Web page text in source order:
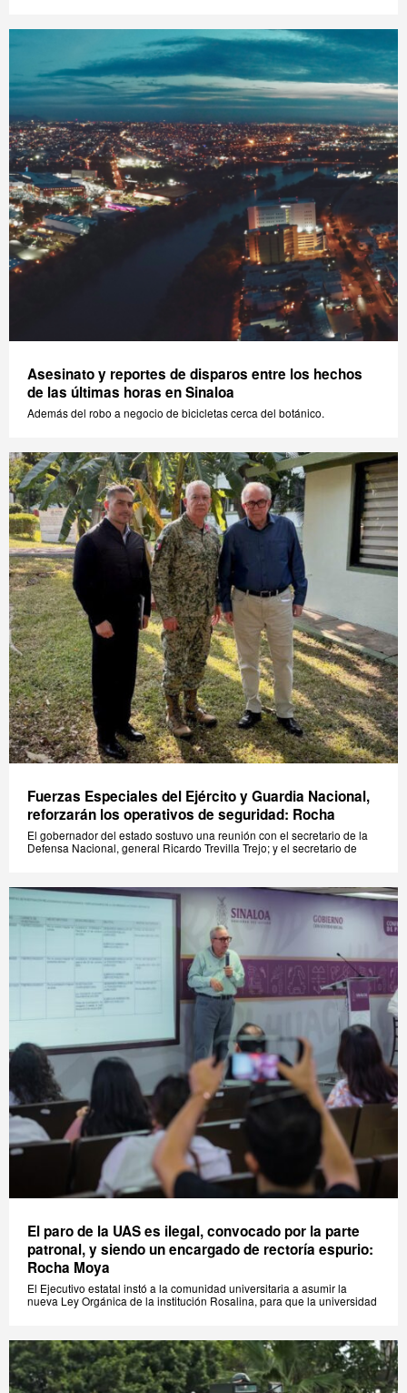
Asesinato y reportes de disparos entre los hechos
de las últimas horas en Sinaloa
Además del robo a negocio de bicicletas cerca del botánico.
Fuerzas Especiales del Ejército y Guardia Nacional,
reforzarán los operativos de seguridad: Rocha
El gobernador del estado sostuvo una reunión con el secretario de la
Defensa Nacional, general Ricardo Trevilla Trejo; y el secretario de
El paro de la UAS es ilegal, convocado por la parte
patronal, y siendo un encargado de rectoría espurio:
Rocha Moya
El Ejecutivo estatal instó a la comunidad universitaria a asumir la
nueva Ley Orgánica de la institución Rosalina, para que la universidad